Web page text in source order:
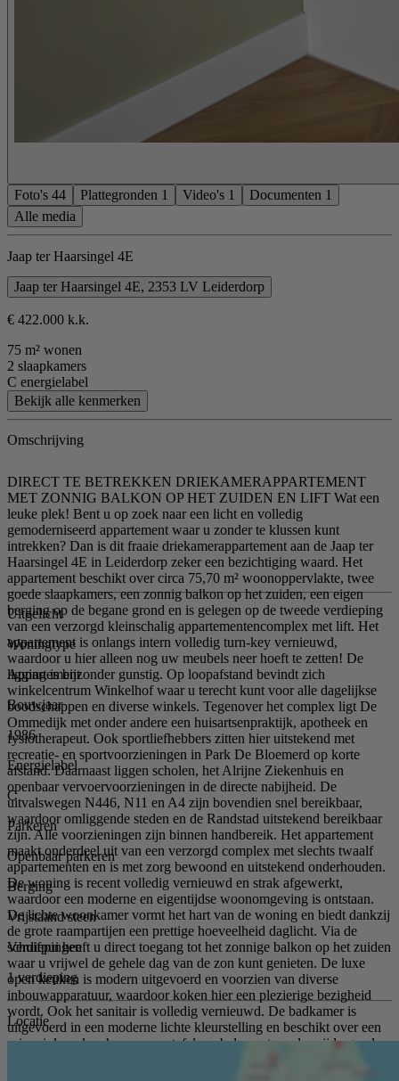
Foto's 44 Plattegronden 1 Video's 1 Documenten 1
Alle media
Jaap ter Haarsingel 4E
Jaap ter Haarsingel 4E, 2353 LV Leiderdorp
€ 422.000 k.k.
75 m² wonen
2 slaapkamers
C energielabel
Bekijk alle kenmerken
Omschrijving
DIRECT TE BETREKKEN DRIEKAMERAPPARTEMENT
MET ZONNIG BALKON OP HET ZUIDEN EN LIFT Wat een
leuke plek! Bent u op zoek naar een licht en volledig
gemoderniseerd appartement waar u zonder te klussen kunt
intrekken? Dan is dit fraaie driekamerappartement aan de Jaap ter
Haarsingel 4E in Leiderdorp zeker een bezichtiging waard. Het
appartement beschikt over circa 75,70 m² woonoppervlakte, twee
goede slaapkamers, een zonnig balkon op het zuiden, een eigen
berging op de begane grond en is gelegen op de tweede verdieping
van een verzorgd kleinschalig appartementencomplex met lift. Het
appartement is onlangs intern volledig turn-key vernieuwd,
waardoor u hier alleen nog uw meubels neer hoeft te zetten! De
ligging is bijzonder gunstig. Op loopafstand bevindt zich
winkelcentrum Winkelhof waar u terecht kunt voor alle dagelijkse
boodschappen en diverse winkels. Tegenover het complex ligt De
Ommedijk met onder andere een huisartsenpraktijk, apotheek en
fysiotherapeut. Ook sportliefhebbers zitten hier uitstekend met
recreatie- en sportvoorzieningen in Park De Bloemerd op korte
afstand. Daarnaast liggen scholen, het Alrijne Ziekenhuis en
openbaar vervoervoorzieningen in de directe nabijheid. De
uitvalswegen N446, N11 en A4 zijn bovendien snel bereikbaar,
waardoor omliggende steden en de Randstad uitstekend bereikbaar
zijn. Alle voorzieningen zijn binnen handbereik. Het appartement
maakt onderdeel uit van een verzorgd complex met slechts twaalf
appartementen en is met zorg bewoond en uitstekend onderhouden.
De woning is recent volledig vernieuwd en strak afgewerkt,
waardoor een moderne en eigentijdse woonomgeving is ontstaan.
De lichte woonkamer vormt het hart van de woning en biedt dankzij
de grote raampartijen een prettige hoeveelheid daglicht. Via de
schuifpui heeft u direct toegang tot het zonnige balkon op het zuiden
waar u vrijwel de gehele dag van de zon kunt genieten. De luxe
open keuken is modern uitgevoerd en voorzien van diverse
inbouwapparatuur, waardoor koken hier een plezierige bezigheid
wordt. Ook het sanitair is volledig vernieuwd. De badkamer is
uitgevoerd in een moderne lichte kleurstelling en beschikt over een
ruime inloopdouche, een wastafelmeubel, een tweede vrijdragend
Uitgelicht
Woningtype
Appartement
Bouwjaar
1986
Energielabel
C
Parkeren
Openbaar parkeren
Berging
Vrijstaand steen
Verdiepingen
1 verdieping
Locatie